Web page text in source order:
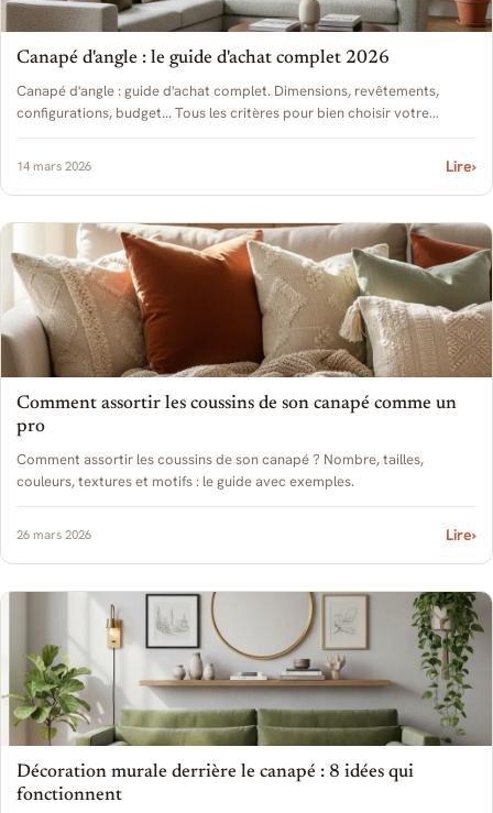
Canapé d'angle : le guide d'achat complet 2026
Canapé d'angle : guide d'achat complet. Dimensions, revêtements,
configurations, budget... Tous les critères pour bien choisir votre
canapé d'angle en 2026.
14 mars 2026 Lire›
Comment assortir les coussins de son canapé comme un
pro
Comment assortir les coussins de son canapé ? Nombre, tailles,
couleurs, textures et motifs : le guide avec exemples.
26 mars 2026 Lire›
Décoration murale derrière le canapé : 8 idées qui
fonctionnent